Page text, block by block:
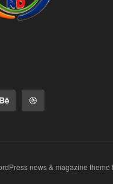
news & magazine theme